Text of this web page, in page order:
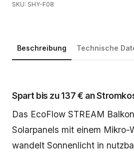
SKU: SHY-F08
Beschreibung Technische
Spart bis zu 137 € an
Das EcoFlow STREAM
Solarpanels mit einem Mikro-
wandelt Sonnenlicht in